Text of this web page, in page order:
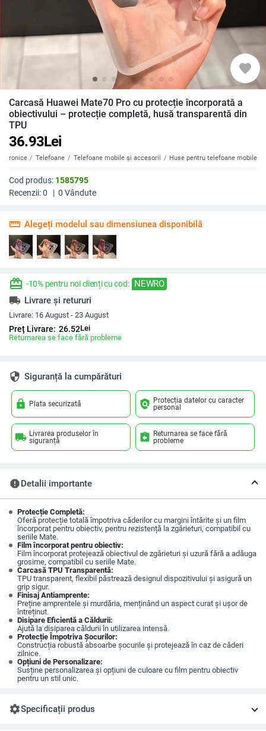
favorite
Carcasă Huawei Mate70 Pro cu protecție încorporată a
obiectivului – protecție completă, husă transparentă din
TPU
36.93Lei
Telefoane Telefoane mobile și accesorii Huse pentru telefoane mobile
Cod produs: 1585795
Recenzii:0 | 0 Vândute
straighten Alegeți modelul sau dimensiunea disponibilă
redeem -10% pentru noi clienți cu cod: NEWRO
local_shipping Livrare și retururi
Livrare: 16 August - 23 August
Preț Livrare: 26.52Lei
Returnarea se face fără probleme
security Siguranță la cumpărături
lock Plata securizată policy Protecția datelor cu caracter
personal
local_shipping Livrarea produselor în
siguranță
assignment_return Returnarea se face fără
probleme
reportDetalii importante
Protecție Completă:
Oferă protecție totală împotriva căderilor cu margini întărite și un film
încorporat pentru obiectiv, pentru rezistență la zgârieturi, compatibil cu
seriile Mate.
Film încorporat pentru obiectiv:
Film încorporat protejează obiectivul de zgârieturi și uzură fără a adăuga
grosime, compatibil cu seriile Mate.
Carcasă TPU Transparentă:
TPU transparent, flexibil păstrează designul dispozitivului și asigură un
grip sigur.
Finisaj Antiamprente:
Preține amprentele și murdăria, menținând un aspect curat și ușor de
întreținut.
Disipare Eficientă a Căldurii:
Ajută la disiparea căldurii în utilizarea intensă.
Protecție Împotriva Șocurilor:
Construcția robustă absoarbe șocurile și protejează în caz de căderi
zilnice.
Opțiuni de Personalizare:
Susține personalizarea și opțiuni de culoare cu film pentru obiectiv
pentru un stil unic.
settingsSpecificații produs